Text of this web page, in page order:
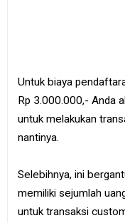
Untuk biaya
Rp 3.000.000,- Anda
untuk melakukan
nantinya.
Selebihnya, ini
memiliki sejumlah
untuk transaksi